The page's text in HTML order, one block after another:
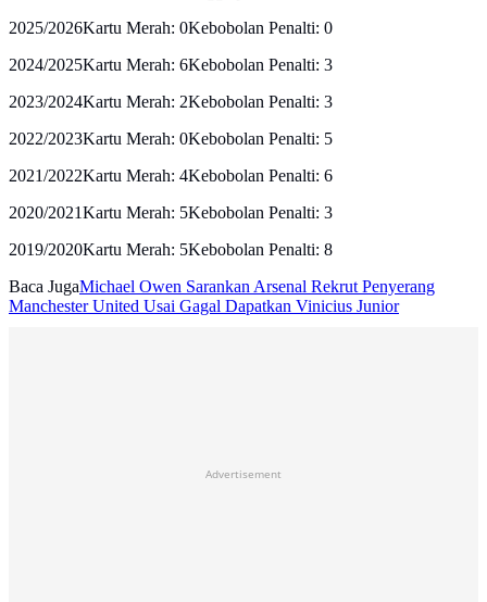
2025/2026Kartu Merah: 0Kebobolan Penalti: 0
2024/2025Kartu Merah: 6Kebobolan Penalti: 3
2023/2024Kartu Merah: 2Kebobolan Penalti: 3
2022/2023Kartu Merah: 0Kebobolan Penalti: 5
2021/2022Kartu Merah: 4Kebobolan Penalti: 6
2020/2021Kartu Merah: 5Kebobolan Penalti: 3
2019/2020Kartu Merah: 5Kebobolan Penalti: 8
Baca JugaMichael Owen Sarankan Arsenal Rekrut Penyerang
Manchester United Usai Gagal Dapatkan Vinicius Junior
Advertisement